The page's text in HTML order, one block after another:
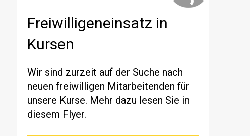
Freiwilligeneinsatz in
Kursen
Wir sind zurzeit auf der Suche nach
neuen freiwilligen Mitarbeitenden für
unsere Kurse. Mehr dazu lesen Sie in
diesem Flyer.